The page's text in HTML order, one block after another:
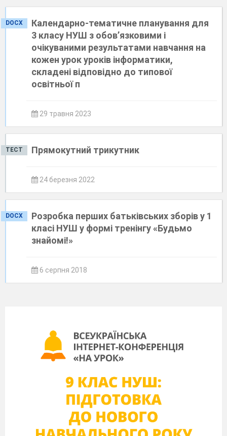
DOCX
Календарно-тематичне планування для
3 класу НУШ з обов’язковими і
очікуваними результатами навчання на
кожен урок уроків інформатики,
складені відповідно до типової
освітньої п
29 травня 2023
ТЕСТ Прямокутний трикутник
24 березня 2022
DOCX
​Розробка перших батьківських зборів у 1
класі НУШ у формі тренінгу «Будьмо
знайомі!»
6 серпня 2018